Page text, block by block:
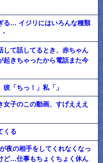
る… イジリにはいろんな種類
して話してるとき、赤ちゃん
起きちゃったから電話また今
「ちっ！」私「」
女子のこの動画、すげえええ
くる
夜の相手をしてくれなくなっ
ど…仕事もちょくちょく休ん